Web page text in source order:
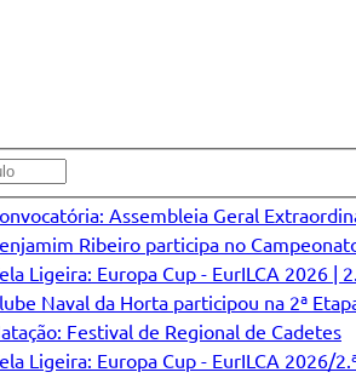
Assembleia Geral
Ribeiro participa no
Ligeira: Europa Cup - EurILCA 2026 |
Naval da Horta participou na 2ª
Festival de Regional de Cadetes
Ligeira: Europa Cup - EurILCA 2026/